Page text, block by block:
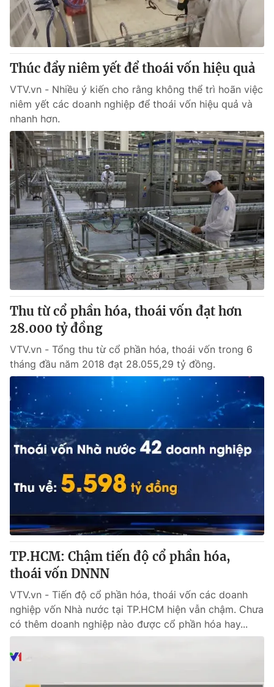
Thúc đẩy niêm yết để thoái vốn hiệu quả
VTV.vn - Nhiều ý kiến cho rằng không thể trì hoãn việc
niêm yết các doanh nghiệp để thoái vốn hiệu quả và
nhanh hơn.
Thu từ cổ phần hóa, thoái vốn đạt hơn
28.000 tỷ đồng
VTV.vn - Tổng thu từ cổ phần hóa, thoái vốn trong 6
tháng đầu năm 2018 đạt 28.055,29 tỷ đồng.
TP.HCM: Chậm tiến độ cổ phần hóa,
thoái vốn DNNN
VTV.vn - Tiến độ cổ phần hóa, thoái vốn các doanh
nghiệp vốn Nhà nước tại TP.HCM hiện vẫn chậm. Chưa
có thêm doanh nghiệp nào được cổ phần hóa hay...